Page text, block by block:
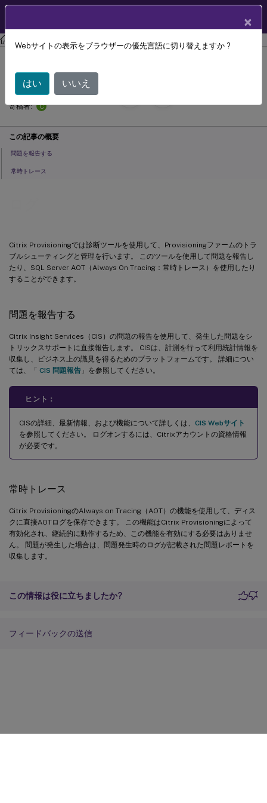
Citrix Provisioning Citrix Provisioning 2311
Citrix Provisioningでは診断ツールを使用して、Provisioningファームのトラ
ブルシューティングと管理を行います。 このツールを使用して問題を報告し
たり、SQL Server AOT（Always On Tracing：常時トレース）を使用したり
することができます。
問題を報告する
Citrix Insight Services（CIS）の問題の報告を使用して、発生した問題をシ
トリックスサポートに直接報告します。 CISは、計測を行って利用統計情報を
収集し、ビジネス上の識見を得るためのプラットフォームです。 詳細につい
ては、「 CIS 問題報告 」を参照してください。
ヒント：
CISの詳細、最新情報、および機能について詳しくは、 CIS Webサイト
を参照してください。 ログオンするには、Citrixアカウントの資格情報
が必要です。
常時トレース
Citrix ProvisioningのAlways on Tracing（AOT）の機能を使用して、ディス
クに直接AOTログを保存できます。 この機能はCitrix Provisioningによって
有効化され、継続的に動作するため、この機能を有効にする必要はありませ
ん。 問題が発生した場合は、問題発生時のログが記載された問題レポートを
収集します。
この情報は役に立ちましたか?
フィードバックの送信
ログ
September 30,
2024
寄稿者:
C
この記事の概要
問題を報告する
常時トレース
×
Webサイトの表示をブラウザーの優先言語に切り替えますか ?
はい いいえ